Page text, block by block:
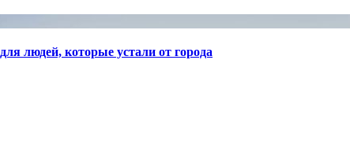
людей, которые устали от города